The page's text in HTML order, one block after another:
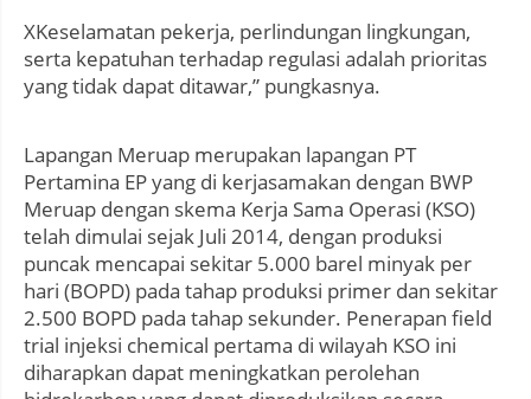
XKeselamatan pekerja, perlindungan lingkungan,
serta kepatuhan terhadap regulasi adalah prioritas
yang tidak dapat ditawar,” pungkasnya.
Lapangan Meruap merupakan lapangan PT
Pertamina EP yang di kerjasamakan dengan BWP
Meruap dengan skema Kerja Sama Operasi (KSO)
telah dimulai sejak Juli 2014, dengan produksi
puncak mencapai sekitar 5.000 barel minyak per
hari (BOPD) pada tahap produksi primer dan sekitar
2.500 BOPD pada tahap sekunder. Penerapan field
trial injeksi chemical pertama di wilayah KSO ini
diharapkan dapat meningkatkan perolehan